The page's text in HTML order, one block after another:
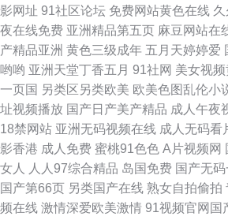
影网址 91社区论坛 免费网站黄色在线
夜在线免费 亚洲精品第五页 麻豆网站在
产精品亚洲 黄色三级成年 五月天婷婷爱
哟哟 亚洲天堂丁香五月 91社网 美女视
一页国 另类区另类欧美 欧美色图乱伦小
址视频播放 国产日产美产精品 成人午夜
18禁网站 亚洲无码视频在线 成人无码看
影香港 成人免费 蜜桃91色色 A片视频网
女人
人人97综合精品 岛国免费 国产无码
国产第66页 另类国产在线 熟女自拍偷拍
频在线 激情深爱欧美激情 91视频官网国